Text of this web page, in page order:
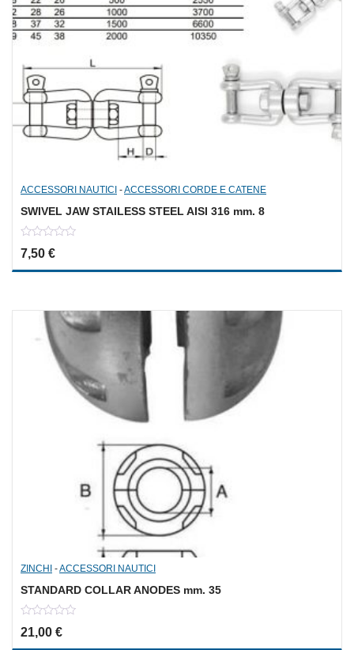
ACCESSORI NAUTICI -ACCESSORI CORDE E CATENE
SWIVEL JAW STAILESS STEEL AISI 316 mm. 8
0
out
of
7,50 €
ZINCHI -ACCESSORI NAUTICI
STANDARD COLLAR ANODES mm. 35
0
out
21,00 €